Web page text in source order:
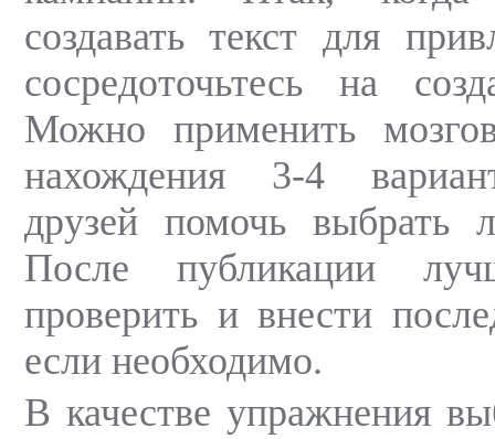
создавать текст для
сосредоточьтесь на
Можно применить
нахождения 3-4
друзей помочь выбрать
После публикации
проверить и внести
если необходимо.
В качестве упражнения